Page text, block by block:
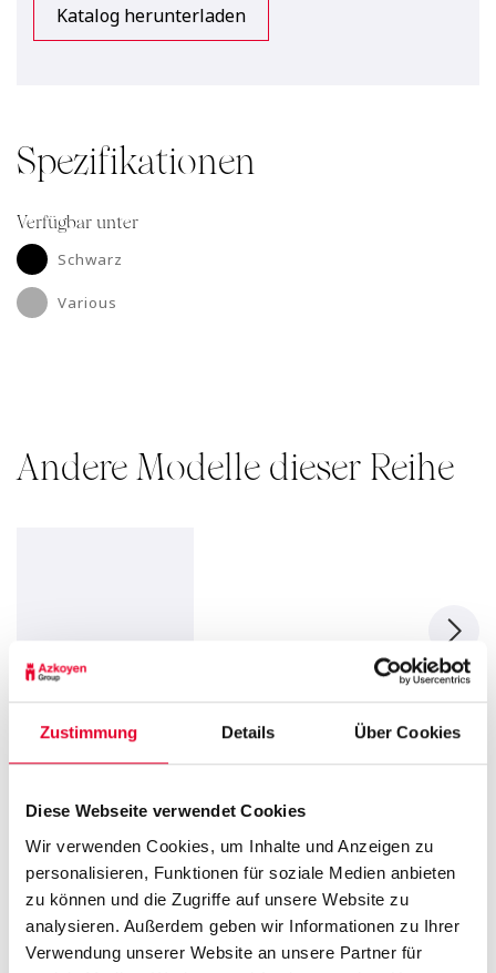
Zustimmung Details Über Cookies
Diese Webseite verwendet Cookies
Wir verwenden Cookies, um Inhalte und Anzeigen zu
personalisieren, Funktionen für soziale Medien anbieten
zu können und die Zugriffe auf unsere Website zu
analysieren. Außerdem geben wir Informationen zu Ihrer
Verwendung unserer Website an unsere Partner für
Katalog herunterladen
Spezifikationen
Verfügbar unter
Schwarz
Various
Andere Modelle dieser Reihe
ZENSIA
Zensia 6 Espresso
Downloads
Dokumente